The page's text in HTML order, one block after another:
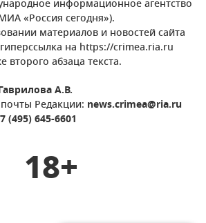
информационное агентство
«Россия сегодня»).
материалов и новостей сайта
на https://crimea.ria.ru
второго абзаца текста.
А.В.
Редакции: news.crimea@ria.ru
7 (495) 645-6601
18+